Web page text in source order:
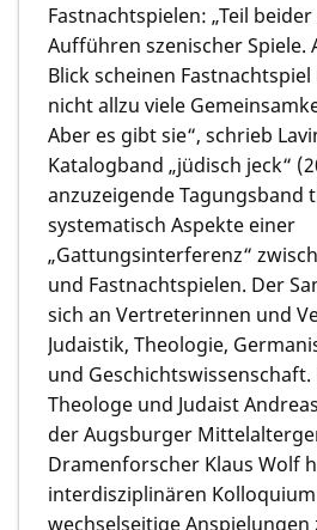
Fastnachtspielen: „Teil
Aufführen szenischer Spiele.
Blick scheinen
nicht allzu viele
Aber es gibt sie“, schrieb
Katalogband „jüdisch jeck“
anzuzeigende Tagungsband
systematisch Aspekte einer
„Gattungsinterferenz“
und Fastnachtspielen. Der
sich an Vertreterinnen und
Judaistik, Theologie,
und
Theologe und Judaist
der Augsburger
Dramenforscher Klaus Wolf
interdisziplinären
wechselseitige Anspielungen